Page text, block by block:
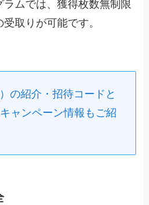
ラムでは、獲得枚数無制限
取りが可能です。
の紹介・招待コードと
ャンペーン情報もご紹